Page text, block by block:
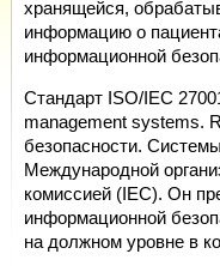
хранящейся,
информацию о
информационной
Стандарт ISO/IEC
management systems.
безопасности.
Международной
комиссией (IEC). Он
информационной
на должном уровне в